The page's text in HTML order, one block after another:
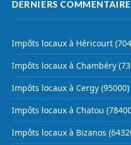
DERNIERS
Impôts locaux à Héricourt
Impôts locaux à Chambéry
Impôts locaux à Cergy (95000)
Impôts locaux à Chatou
Impôts locaux à Bizanos